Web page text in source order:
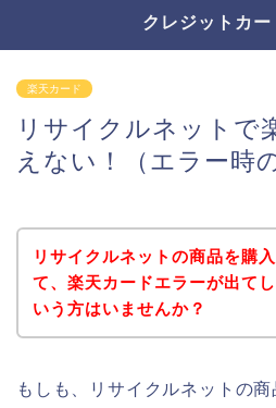
クレジットカ
楽天カード
リサイクルネットで
えない！（エラー時
リサイクルネットの商品を購
て、楽天カードエラーが出て
いう方はいませんか？
もしも、リサイクルネットの